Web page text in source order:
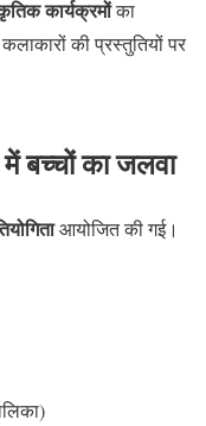
कार्यक्रमोंका
की प्रस्तुतियों पर
बच्चों का जलवा
आयोजित की गई।